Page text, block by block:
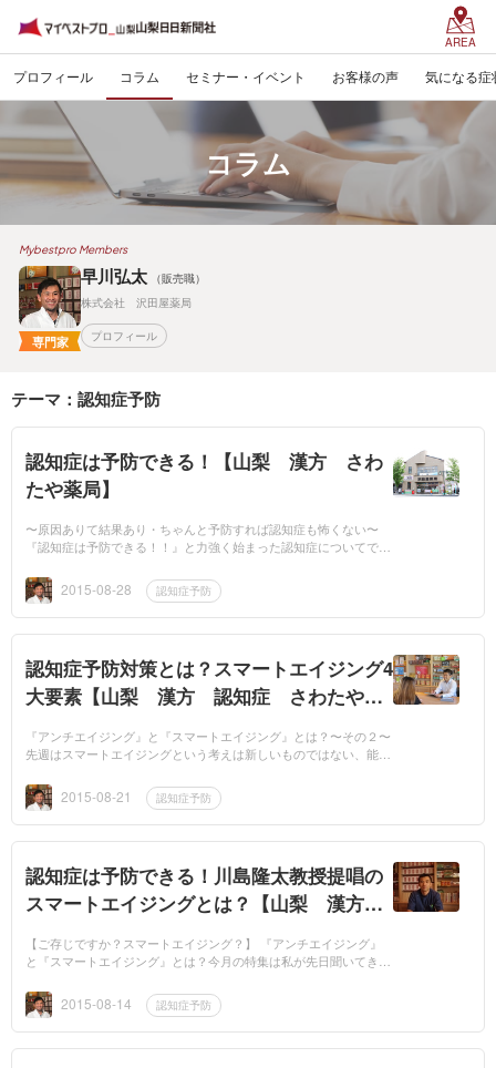
AREA
プロフィール コラム セミナー・イベント お客様の声 気になる症
コラム
Mybestpro Members
専門家
早川弘太
（販売職）
株式会社 沢田屋薬局
プロフィール
テーマ：認知症予防
認知症は予防できる！【山梨 漢方 さわ
たや薬局】
〜原因ありて結果あり・ちゃんと予防すれば認知症も怖くない〜
『認知症は予防できる！！』と力強く始まった認知症についてです
くことで予防と...
2015-08-28 認知症予防
認知症予防対策とは？スマートエイジング4
大要素【山梨 漢方 認知症 さわたや薬
『アンチエイジング』と『スマートエイジング』とは？〜その２〜
先週はスマートエイジングという考えは新しいものではない、能を
週はその...2015-08-21 認知症予防
認知症は予防できる！川島隆太教授提唱の
スマートエイジングとは？【山梨 漢方
【ご存じですか？スマートエイジング？】 『アンチエイジング』
と『スマートエイジング』とは？今月の特集は私が先日聞いてきま
島隆太先生の...
2015-08-14 認知症予防